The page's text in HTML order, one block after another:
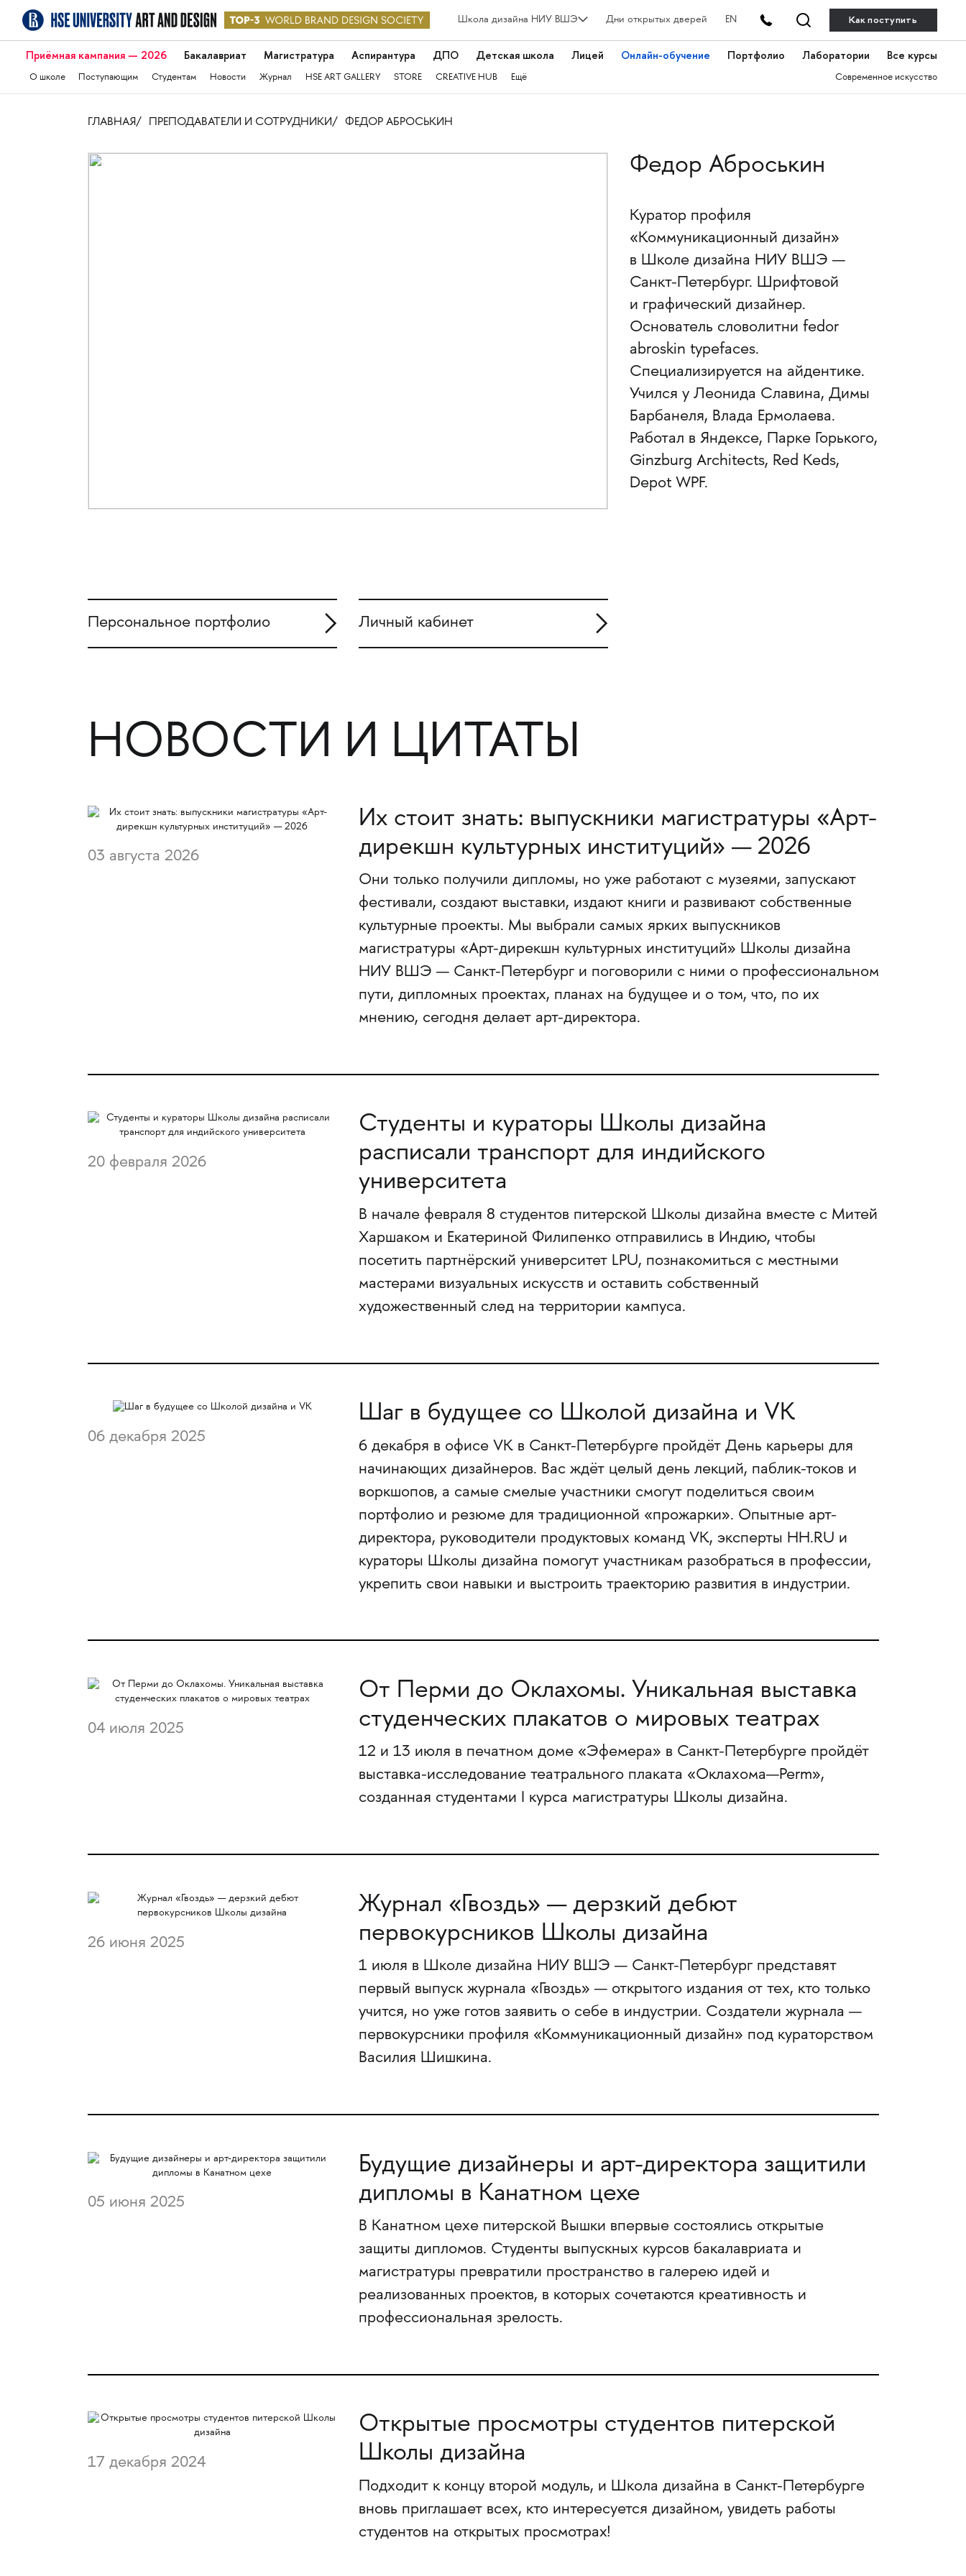
Школа дизайна НИУ ВШЭ Дни открытых дверей EN Как поступить
Приёмная кампания — 2026 Бакалавриат Магистратура Аспирантура ДПО Детская школа Лицей Онлайн-обучение Портфолио Лаборатории Все курсы
О школе Поступающим Студентам Новости Журнал HSE ART GALLERY STORE CREATIVE HUB Ещё Современное искусство
ГЛАВНАЯ ПРЕПОДАВАТЕЛИ И СОТРУДНИКИ ФЕДОР АБРОСЬКИН
Федор Аброськин
Куратор профиля
«Коммуникационный дизайн»
в Школе дизайна НИУ ВШЭ —
Санкт-Петербург. Шрифтовой
и графический дизайнер.
Основатель словолитни fedor
abroskin typefaces.
Специализируется на айдентике.
Учился у Леонида Славина, Димы
Барбанеля, Влада Ермолаева.
Работал в Яндексе, Парке Горького,
Ginzburg Architects, Red Keds,
Depot WPF.
Персональное портфолио Личный кабинет
НОВОСТИ И ЦИТАТЫ
03 августа 2026
Их стоит знать: выпускники магистратуры «Арт-
дирекшн культурных институций» — 2026
Они только получили дипломы, но уже работают с музеями, запускают
фестивали, создают выставки, издают книги и развивают собственные
культурные проекты. Мы выбрали самых ярких выпускников
магистратуры «Арт-дирекшн культурных институций» Школы дизайна
НИУ ВШЭ — Санкт-Петербург и поговорили с ними о профессиональном
пути, дипломных проектах, планах на будущее и о том, что, по их
мнению, сегодня делает арт-директора.
20 февраля 2026
Студенты и кураторы Школы дизайна
расписали транспорт для индийского
университета
В начале февраля 8 студентов питерской Школы дизайна вместе с Митей
Харшаком и Екатериной Филипенко отправились в Индию, чтобы
посетить партнёрский университет LPU, познакомиться с местными
мастерами визуальных искусств и оставить собственный
художественный след на территории кампуса.
06 декабря 2025
Шаг в будущее со Школой дизайна и VK
6 декабря в офисе VK в Санкт-Петербурге пройдёт День карьеры для
начинающих дизайнеров. Вас ждёт целый день лекций, паблик-токов и
воркшопов, а самые смелые участники смогут поделиться своим
портфолио и резюме для традиционной «прожарки». Опытные арт-
директора, руководители продуктовых команд VK, эксперты HH.RU и
кураторы Школы дизайна помогут участникам разобраться в профессии,
укрепить свои навыки и выстроить траекторию развития в индустрии.
04 июля 2025
От Перми до Оклахомы. Уникальная выставка
студенческих плакатов о мировых театрах
12 и 13 июля в печатном доме «Эфемера» в Санкт-Петербурге пройдёт
выставка-исследование театрального плаката «Оклахома—Perm»,
созданная студентами I курса магистратуры Школы дизайна.
26 июня 2025
Журнал «Гвоздь» — дерзкий дебют
первокурсников Школы дизайна
1 июля в Школе дизайна НИУ ВШЭ — Санкт-Петербург представят
первый выпуск журнала «Гвоздь» — открытого издания от тех, кто только
учится, но уже готов заявить о себе в индустрии. Создатели журнала —
первокурсники профиля «Коммуникационный дизайн» под кураторством
Василия Шишкина.
05 июня 2025
Будущие дизайнеры и арт-директора защитили
дипломы в Канатном цехе
В Канатном цехе питерской Вышки впервые состоялись открытые
защиты дипломов. Студенты выпускных курсов бакалавриата и
магистратуры превратили пространство в галерею идей и
реализованных проектов, в которых сочетаются креативность и
профессиональная зрелость.
17 декабря 2024
Открытые просмотры студентов питерской
Школы дизайна
Подходит к концу второй модуль, и Школа дизайна в Санкт-Петербурге
вновь приглашает всех, кто интересуется дизайном, увидеть работы
студентов на открытых просмотрах!